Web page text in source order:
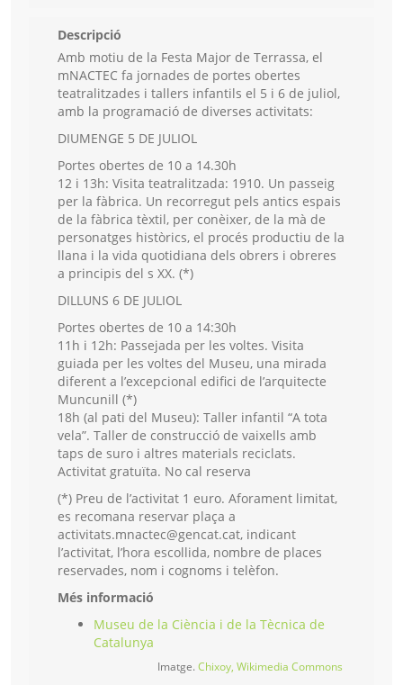
Descripció
Amb motiu de la Festa Major de Terrassa, el
mNACTEC fa jornades de portes obertes
teatralitzades i tallers infantils el 5 i 6 de juliol,
amb la programació de diverses activitats:
DIUMENGE 5 DE JULIOL
Portes obertes de 10 a 14.30h
12 i 13h: Visita teatralitzada: 1910. Un passeig
per la fàbrica. Un recorregut pels antics espais
de la fàbrica tèxtil, per conèixer, de la mà de
personatges històrics, el procés productiu de la
llana i la vida quotidiana dels obrers i obreres
a principis del s XX. (*)
DILLUNS 6 DE JULIOL
Portes obertes de 10 a 14:30h
11h i 12h: Passejada per les voltes. Visita
guiada per les voltes del Museu, una mirada
diferent a l’excepcional edifici de l’arquitecte
Muncunill (*)
18h (al pati del Museu): Taller infantil “A tota
vela”. Taller de construcció de vaixells amb
taps de suro i altres materials reciclats.
Activitat gratuïta. No cal reserva
(*) Preu de l’activitat 1 euro. Aforament limitat,
es recomana reservar plaça a
activitats.mnactec@gencat.cat, indicant
l’activitat, l’hora escollida, nombre de places
reservades, nom i cognoms i telèfon.
Més informació
Museu de la Ciència i de la Tècnica de
Catalunya
Imatge. Chixoy, Wikimedia Commons